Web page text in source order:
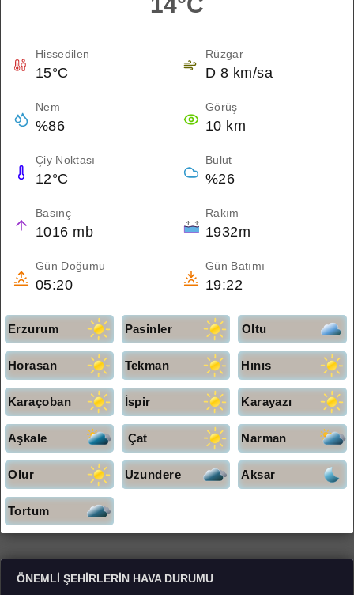
Hissedilen
15°C
Rüzgar
D 8 km/sa
Nem
%86
Görüş
10 km
Çiy Noktası
12°C
Bulut
%26
Basınç
1016 mb
Rakım
1932m
Gün Doğumu
05:20
Gün Batımı
19:22
Erzurum Pasinler Oltu
Horasan Tekman Hınıs
Karaçoban İspir Karayazı
Aşkale Çat Narman
Olur Uzundere Aksar
Tortum
ÖNEMLI ŞEHIRLERIN HAVA DURUMU